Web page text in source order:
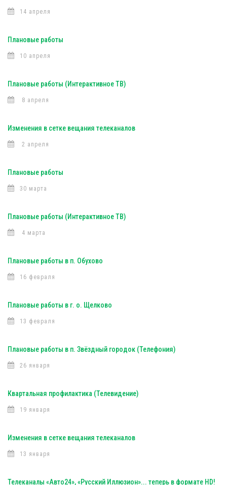
14 апреля
Плановые работы
10 апреля
Плановые работы (Интерактивное ТВ)
8 апреля
Изменения в сетке вещания телеканалов
2 апреля
Плановые работы
30 марта
Плановые работы (Интерактивное ТВ)
4 марта
Плановые работы в п. Обухово
16 февраля
Плановые работы в г. о. Щелково
13 февраля
Плановые работы в п. Звёздный городок (Телефония)
26 января
Квартальная профилактика (Телевидение)
19 января
Изменения в сетке вещания телеканалов
13 января
Телеканалы «Авто24», «Русский Иллюзион»... теперь в формате HD!